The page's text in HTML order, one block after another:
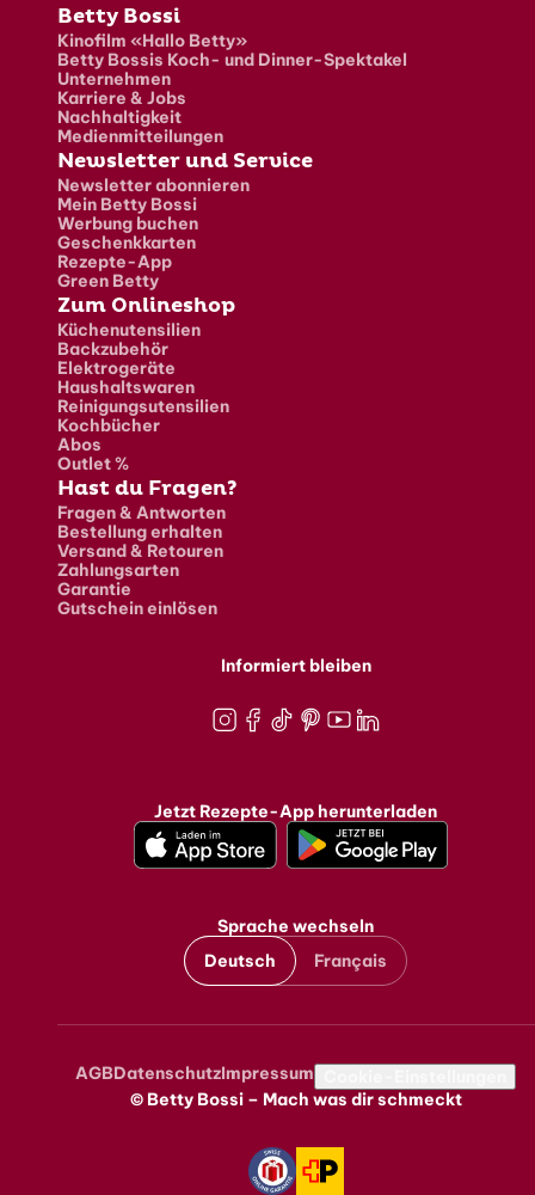
Fusszeile
Betty Bossi
Kinofilm «Hallo Betty»
Betty Bossis Koch- und Dinner-Spektakel
Unternehmen
Karriere & Jobs
Nachhaltigkeit
Medienmitteilungen
Newsletter und Service
Newsletter abonnieren
Mein Betty Bossi
Werbung buchen
Geschenkkarten
Rezepte-App
Green Betty
Zum Onlineshop
Küchenutensilien
Backzubehör
Elektrogeräte
Haushaltswaren
Reinigungsutensilien
Kochbücher
Abos
Outlet %
Hast du Fragen?
Fragen & Antworten
Bestellung erhalten
Versand & Retouren
Zahlungsarten
Garantie
Gutschein einlösen
Informiert bleiben
Jetzt Rezepte-App herunterladen
Sprache wechseln
Deutsch
Français
Metanavigation
AGBDatenschutzImpressum
© Betty Bossi – Mach was dir schmeckt